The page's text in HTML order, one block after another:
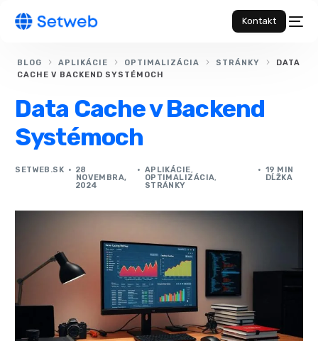
Kontakt
BLOG APLIKÁCIE OPTIMALIZÁCIA STRÁNKY
DATA
CACHE V BACKEND SYSTÉMOCH
Data Cache v Backend
Systémoch
SETWEB.SK
28
NOVEMBRA,
2024
APLIKÁCIE,
OPTIMALIZÁCIA,
STRÁNKY
19 MIN
DĹŽKA